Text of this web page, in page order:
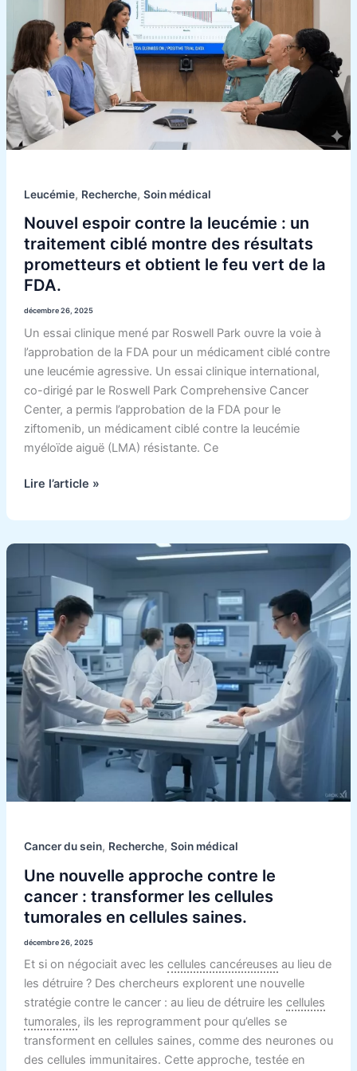
Leucémie, Recherche, Soin médical
Nouvel espoir contre la leucémie : un
traitement ciblé montre des résultats
prometteurs et obtient le feu vert de la
FDA.
décembre 26, 2025
Un essai clinique mené par Roswell Park ouvre la voie à
l’approbation de la FDA pour un médicament ciblé contre
une leucémie agressive. Un essai clinique international,
co-dirigé par le Roswell Park Comprehensive Cancer
Center, a permis l’approbation de la FDA pour le
ziftomenib, un médicament ciblé contre la leucémie
myéloïde aiguë (LMA) résistante. Ce
la
leucémie
:
traitement
ciblé
montre
prometteurs
et
obtient
feu
vert
de
la
FDA.
Lire l’article »
Cancer du sein, Recherche, Soin médical
Une nouvelle approche contre le
cancer : transformer les cellules
tumorales en cellules saines.
décembre 26, 2025
Et si on négociait avec les cellules cancéreuses au lieu de
les détruire ? Des chercheurs explorent une nouvelle
stratégie contre le cancer : au lieu de détruire les cellules
tumorales, ils les reprogramment pour qu’elles se
transforment en cellules saines, comme des neurones ou
des cellules immunitaires. Cette approche, testée en
approche
contre
le
cancer
:
transformer
les
cellules
tumorales
en
cellules
saines.